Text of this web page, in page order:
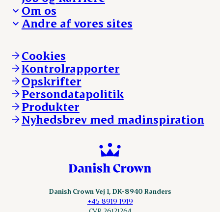
Reklamationer
Whistleblower
Øvrige henvendelser
Fra jord til bord
Hverdagen
Ansvarlighed og nøgletal
Arbejd med os
Ledige stillinger
Om os
Hvem er vi
Vores resultater
Vores lokationer
Kontakt
Andre af vores sites
Andelsejere - kreatur
Danishcrownprofessional.com
DAT-Schaub.com
ESS-FOOD.com
Fonden Dansk Gastronomi
KLS.se
nordicspoor.com
Scanhide.dk
Cookies
Kontrolrapporter
Opskrifter
Persondatapolitik
Produkter
Nyhedsbrev med madinspiration
Danish Crown Vej 1, DK-8940 Randers
+45 8919 1919